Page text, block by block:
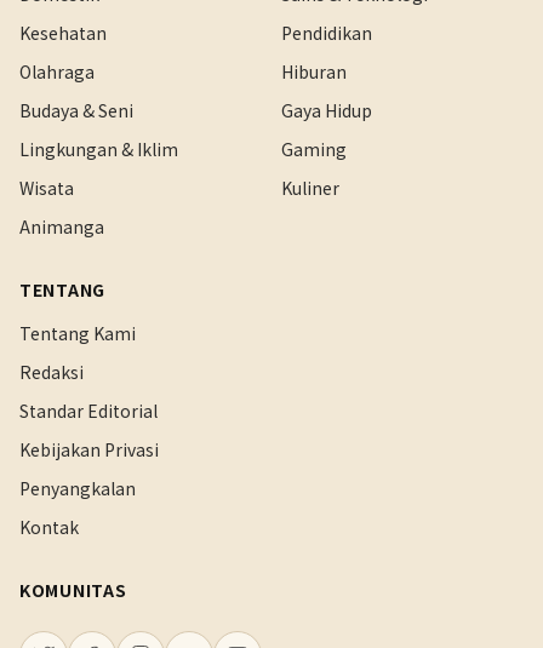
Kesehatan
Pendidikan
Olahraga
Hiburan
Budaya & Seni
Gaya Hidup
Lingkungan & Iklim
Gaming
Wisata
Kuliner
Animanga
TENTANG
Tentang Kami
Redaksi
Standar Editorial
Kebijakan Privasi
Penyangkalan
Kontak
KOMUNITAS